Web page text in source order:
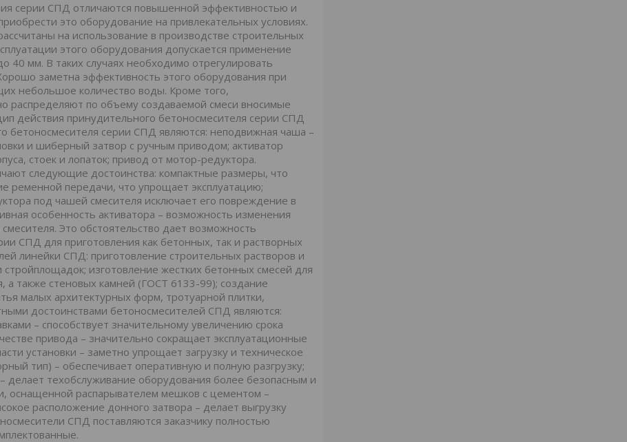
серии СПД отличаются повышенной эффективностью и
это оборудование на привлекательных условиях.
на использование в производстве строительных
этого оборудования допускается применение
мм. В таких случаях необходимо отрегулировать
заметна эффективность этого оборудования при
небольшое количество воды. Кроме того,
распределяют по объему создаваемой смеси вносимые
действия принудительного бетоносмесителя серии СПД
бетоносмесителя серии СПД являются: неподвижная чаша –
и шиберный затвор с ручным приводом; активатор
стоек и лопаток; привод от мотор-редуктора.
следующие достоинства: компактные размеры, что
ременной передачи, что упрощает эксплуатацию;
под чашей смесителя исключает его повреждение в
особенность активатора – возможность изменения
Это обстоятельство дает возможность
СПД для приготовления как бетонных, так и растворных
линейки СПД: приготовление строительных растворов и
изготовление жестких бетонных смесей для
а также стеновых камней (ГОСТ 6133-99); создание
малых архитектурных форм, тротуарной плитки,
достоинствами бетоносмесителей СПД являются:
– способствует значительному увеличению срока
привода – значительно сокращает эксплуатационные
установки – заметно упрощает загрузку и техническое
тип) – обеспечивает оперативную и полную разгрузку;
техобслуживание оборудования более безопасным и
оснащенной распарывателем мешков с цементом –
расположение донного затвора – делает выгрузку
СПД поставляются заказчику полностью